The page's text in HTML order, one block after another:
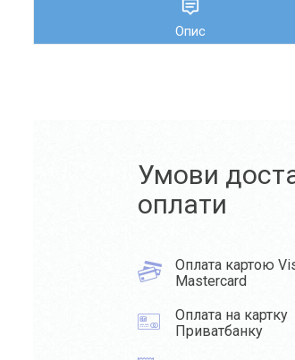
Опис
Умови
оплати
Оплата картою
Mastercard
Оплата на картку
Приватбанку